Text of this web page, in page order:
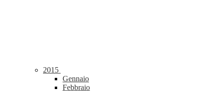
2015
Gennaio
Febbraio